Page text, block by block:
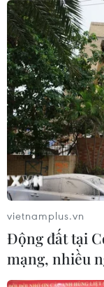
vietnamplus.vn
Động đất tại
mạng, nhiều